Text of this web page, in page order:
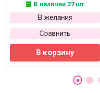
В наличии 37 шт.
В желания
Сравнить
В корзину